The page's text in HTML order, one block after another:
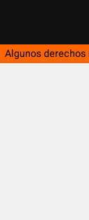
Algunos